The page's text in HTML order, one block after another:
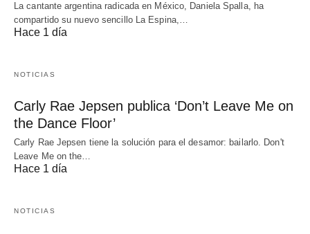
La cantante argentina radicada en México, Daniela Spalla, ha
compartido su nuevo sencillo La Espina,…
Hace 1 día
NOTICIAS
Carly Rae Jepsen publica ‘Don’t Leave Me on
the Dance Floor’
Carly Rae Jepsen tiene la solución para el desamor: bailarlo. Don't
Leave Me on the…
Hace 1 día
NOTICIAS